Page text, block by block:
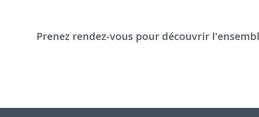
Prenez rendez-vous pour découvrir